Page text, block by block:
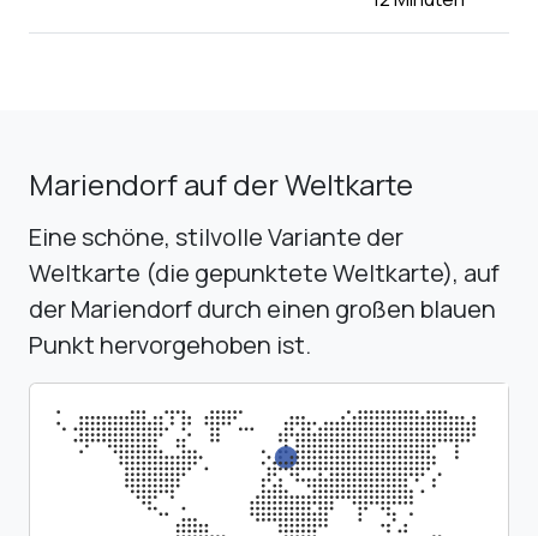
Mariendorf auf der Weltkarte
Eine schöne, stilvolle Variante der
Weltkarte (die gepunktete Weltkarte), auf
der Mariendorf durch einen großen blauen
Punkt hervorgehoben ist.